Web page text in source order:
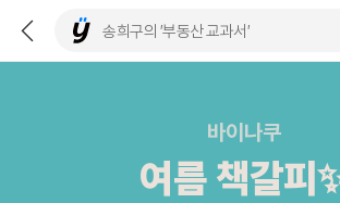
바이나쿠
여름 책갈피